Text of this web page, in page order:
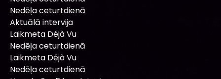
Nedēļa ceturtdienā
Aktuālā intervija
Laikmeta Déjà Vu
Nedēļa ceturtdienā
Laikmeta Déjà Vu
Nedēļa ceturtdienā